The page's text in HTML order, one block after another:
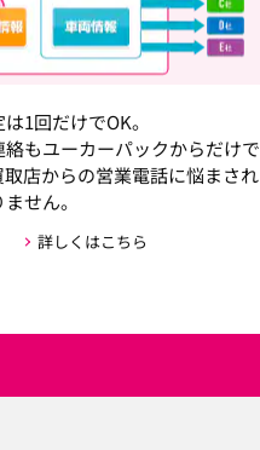
1回だけでOK。
もユーカーパックからだけで
店からの営業電話に悩まされ
せん。
詳しくはこちら